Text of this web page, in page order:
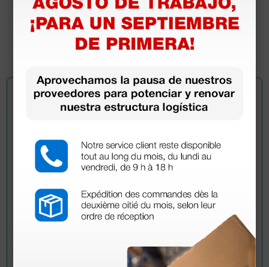
Manual de usuario
Certificado CE
¿Todavía tienes alguna duda? ¿Necesitas más
información?
Envía ahora mismo tu pregunta a los colegas que ya
han adquirido este producto.